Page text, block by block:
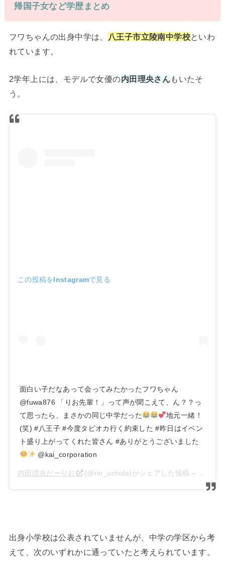
帰国子女など学歴まとめ
フワちゃんの出身中学は、 八王子市立陵南中学校といわ
れています。
2学年上には、モデルで女優の内田理央さんもいたそ
う。
この投稿をInstagramで見る
面白い子だなあって会ってみたかったフワちゃん
@fuwa876 「りお先輩！」って声が聞こえて、ん？？っ
て思ったら、まさかの同じ中学だった
地元一緒！
(笑) #八王子 #今度タピオカ行く約束した #昨日はイベン
ト盛り上がってくれた皆さん #ありがとうございました
@kai_corporation
内田理央だーりお (@rio_uchida)がシェアした投稿 –
出身小学校は公表されていませんが、中学の学区から考
えて、次のいずれかに通っていたと考えられています。